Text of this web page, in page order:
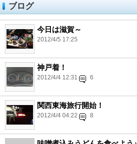
ブログ
今日は滋賀～
2012/4/5 17:25
神戸着！
2012/4/4 12:31 6
関西東海旅行開始！
2012/4/4 04:22 8